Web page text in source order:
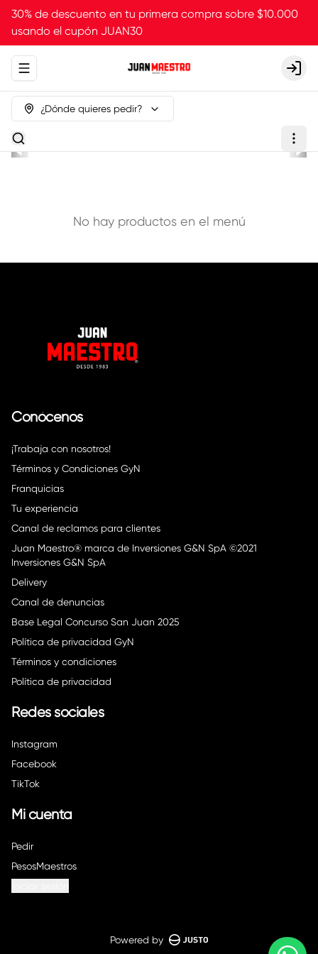
30% de descuento en tu primera compra sobre $10.000
usando el cupón JUAN30
Abrir menu de navegación Login
¿Dónde quieres pedir?
No hay productos en el menú
Conócenos
¡Trabaja con nosotros!
Términos y Condiciones GyN
Franquicias
Tu experiencia
Canal de reclamos para clientes
Juan Maestro® marca de Inversiones G&N SpA ©2021
Inversiones G&N SpA
Delivery
Canal de denuncias
Base Legal Concurso San Juan 2025
Política de privacidad GyN
Términos y condiciones
Política de privacidad
Redes sociales
Instagram
Facebook
TikTok
Mi cuenta
Pedir
PesosMaestros
Powered by